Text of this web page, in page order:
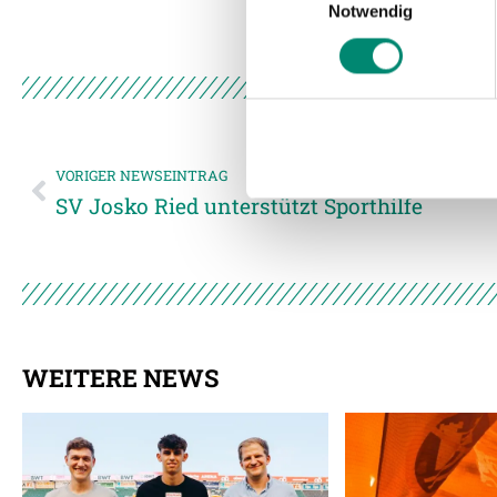
und die Zugriffe auf unsere
Weitere Details,
Notwendig
VORIGER NEWSEINTRAG
SV Josko Ried unterstützt Sporthilfe
WEITERE NEWS